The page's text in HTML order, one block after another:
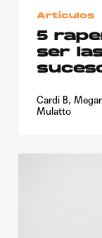
Artículos
5
ser
Cardi B,
Mulatto